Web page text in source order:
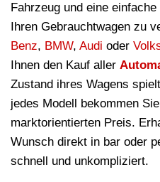
Fahrzeug und eine
Ihren Gebrauchtwagen zu
Benz, BMW, Audi oder
Ihnen den Kauf aller
Zustand ihres Wagens
jedes Modell bekommen
marktorientierten Preis.
Wunsch direkt in bar oder
schnell und unkompliziert.